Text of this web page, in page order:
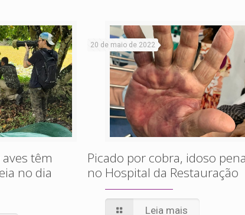
têm
no dia
20 de maio de 2022
Picado por cobra, idoso pena
no Hospital da Restauração
Leia mais